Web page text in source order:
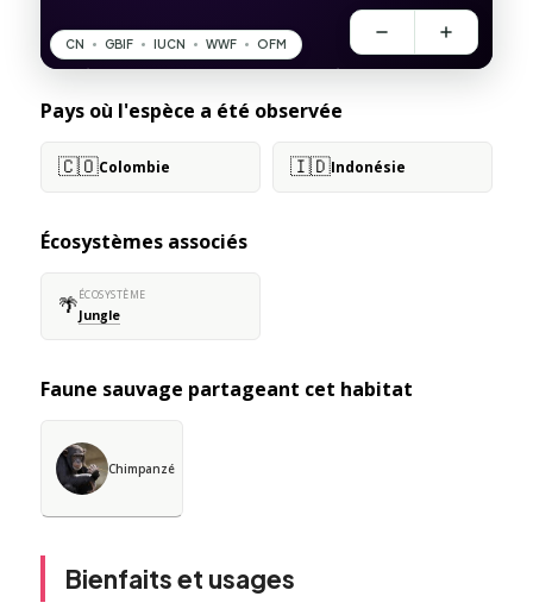
Pays où l'espèce a été observée
🇨🇴Colombie 🇮🇩Indonésie
Écosystèmes associés
🌴ÉCOSYSTÈME
Jungle
Faune sauvage partageant cet habitat
Chimpanzé
Bienfaits et usages